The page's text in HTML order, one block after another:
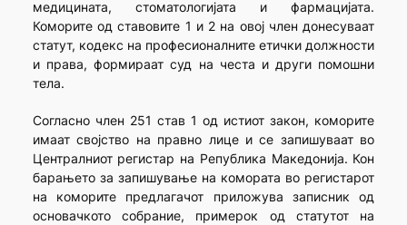
медицината, стоматологијата и фармацијата.
Коморите од ставовите 1 и 2 на овој член донесуваат
статут, кодекс на професионалните етички должности
и права, формираат суд на честа и други помошни
тела.
Согласно член 251 став 1 од истиот закон, коморите
имаат својство на правно лице и се запишуваат во
Централниот регистар на Република Македонија. Кон
барањето за запишување на комората во регистарот
на коморите предлагачот приложува записник од
основачкото собрание, примерок од статутот на